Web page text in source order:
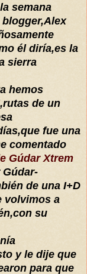
semana
él diría,es la
sierra
hemos
de un
fue una
comentado
Gúdar Xtrem
de una I+D
volvimos a
su
y le dije que
para que